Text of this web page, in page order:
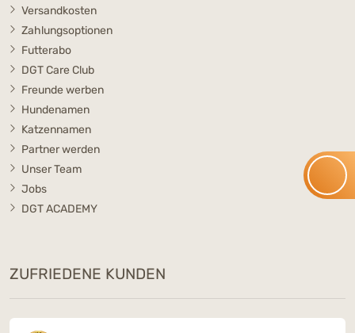
Versandkosten
Zahlungsoptionen
Futterabo
DGT Care Club
Freunde werben
Hundenamen
Katzennamen
Partner werden
Unser Team
Jobs
DGT ACADEMY
ZUFRIEDENE KUNDEN